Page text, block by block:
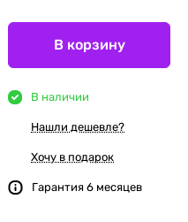
В корзину
В наличии
Нашли дешевле?
Хочу в подарок
Гарантия 6 месяцев